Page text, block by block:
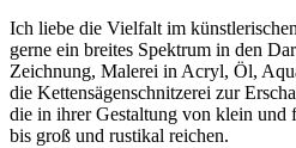
Ich liebe die Vielfalt im
gerne ein breites Spektrum in den
Zeichnung, Malerei in Acryl, Öl,
die Kettensägenschnitzerei zur
die in ihrer Gestaltung von klein und
bis groß und rustikal reichen.